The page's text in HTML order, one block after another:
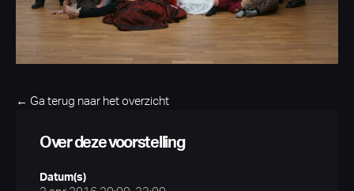
← Ga terug naar het overzicht
Over deze voorstelling
Datum(s)